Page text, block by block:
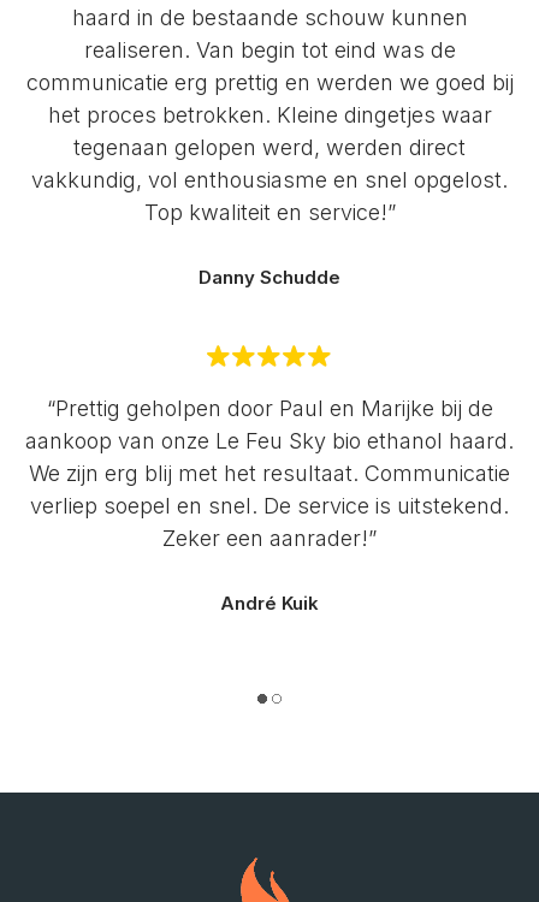
haard in de bestaande schouw kunnen
realiseren. Van begin tot eind was de
communicatie erg prettig en werden we goed bij
het proces betrokken. Kleine dingetjes waar
tegenaan gelopen werd, werden direct
vakkundig, vol enthousiasme en snel opgelost.
Top kwaliteit en service!”
Danny Schudde
“Prettig geholpen door Paul en Marijke bij de
aankoop van onze Le Feu Sky bio ethanol haard.
We zijn erg blij met het resultaat. Communicatie
verliep soepel en snel. De service is uitstekend.
Zeker een aanrader!”
André Kuik